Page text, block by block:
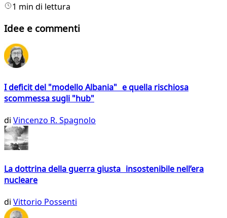
1 min di lettura
Idee e commenti
I deficit del "modello Albania" e quella rischiosa
scommessa sugli "hub"
di Vincenzo R. Spagnolo
La dottrina della guerra giusta insostenibile nell’era
nucleare
di Vittorio Possenti